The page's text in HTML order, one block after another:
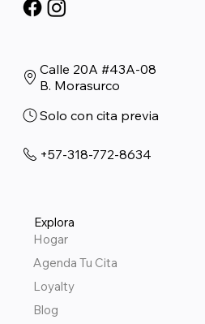
Calle 20A #43A-08
B. Morasurco
Solo con cita previa
+57-318-772-8634
Explora
Hogar
Agenda Tu Cita
Loyalty
Blog